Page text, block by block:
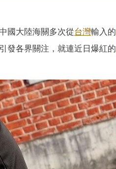
國大陸海關多次從台灣輸入的
發各界關注，就連近日爆紅的